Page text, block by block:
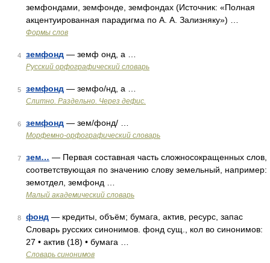
земфондами, земфонде, земфондах (Источник: «Полная
акцентуированная парадигма по А. А. Зализняку») …
Формы слов
4 земфонд — земф онд, а …
Русский орфографический словарь
5 земфонд — земфо/нд, а …
Слитно. Раздельно. Через дефис.
6 земфонд — зем/фонд/ …
Морфемно-орфографический словарь
7 зем… — Первая составная часть сложносокращенных слов,
соответствующая по значению слову земельный, например:
земотдел, земфонд …
Малый академический словарь
8 фонд — кредиты, объём; бумага, актив, ресурс, запас
Словарь русских синонимов. фонд сущ., кол во синонимов:
27 • актив (18) • бумага …
Словарь синонимов